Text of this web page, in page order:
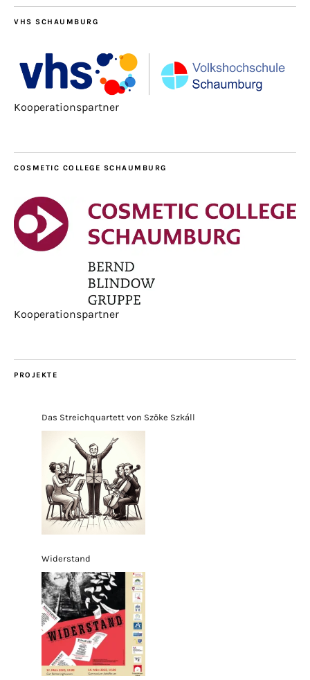
VHS SCHAUMBURG
Kooperationspartner
COSMETIC COLLEGE SCHAUMBURG
Kooperationspartner
PROJEKTE
Das Streichquartett von Szöke Szkáll
Widerstand